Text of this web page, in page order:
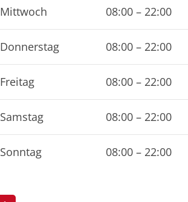
Mittwoch 08:00– 22:00
Donnerstag 08:00– 22:00
Freitag 08:00– 22:00
Samstag 08:00– 22:00
Sonntag 08:00– 22:00